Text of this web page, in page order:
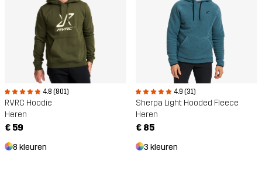
4.8 (801)
RVRC Hoodie
Heren
€ 59
8 kleuren
4.9 (31)
Sherpa Light Hooded Fleece
Heren
€ 85
3 kleuren